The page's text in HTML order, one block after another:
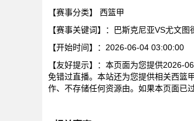
【赛事分类】 西篮甲
【赛事关键词】：巴斯克尼亚VS尤文
【开始时间】：2026-06-04 03:00:00
【友好提示】：本页面为您提供2026-
免错过直播。本站还为您提供相关西篮
作、不存储任何资源由。如果本页面已